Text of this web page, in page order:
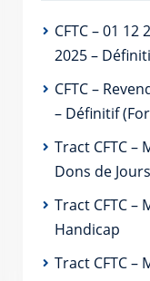
CFTC – 01 12
2025 –
CFTC –
– Définitif
Tract CFTC –
Dons de
Tract CFTC –
Handicap
Tract CFTC –